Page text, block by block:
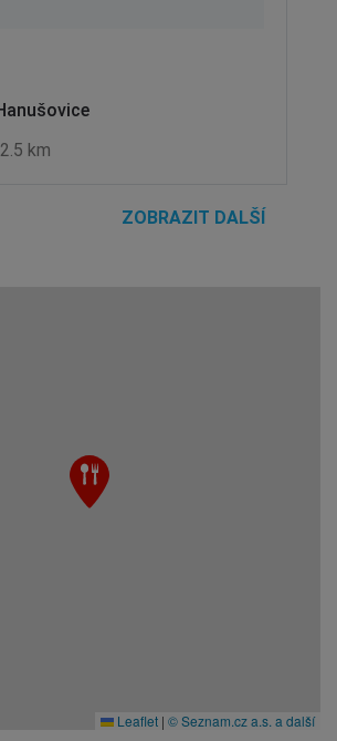
km
ZOBRAZIT DALŠÍ
Leaflet | © Seznam.cz a.s. a další